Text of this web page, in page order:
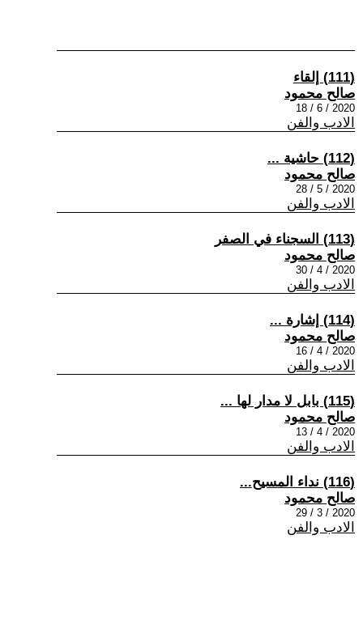
(111) إلقاء
صالح محمود
2020 / 6 / 18
الادب والفن
(112) حاشية ...
صالح محمود
2020 / 5 / 28
الادب والفن
(113) السجناء في الصفر
صالح محمود
2020 / 4 / 30
الادب والفن
(114) إشارة ...
صالح محمود
2020 / 4 / 16
الادب والفن
(115) بابل لا مدار لها ...
صالح محمود
2020 / 4 / 13
الادب والفن
(116) نداء المسيح...
صالح محمود
2020 / 3 / 29
الادب والفن